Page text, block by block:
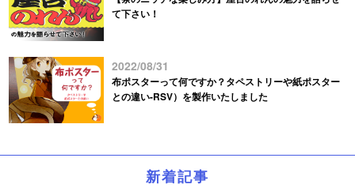
て下さい！
2022/08/31
布ポスターって何ですか？タペストリーや紙ポスター
との違い-RSV）を製作いたしました
新着記事